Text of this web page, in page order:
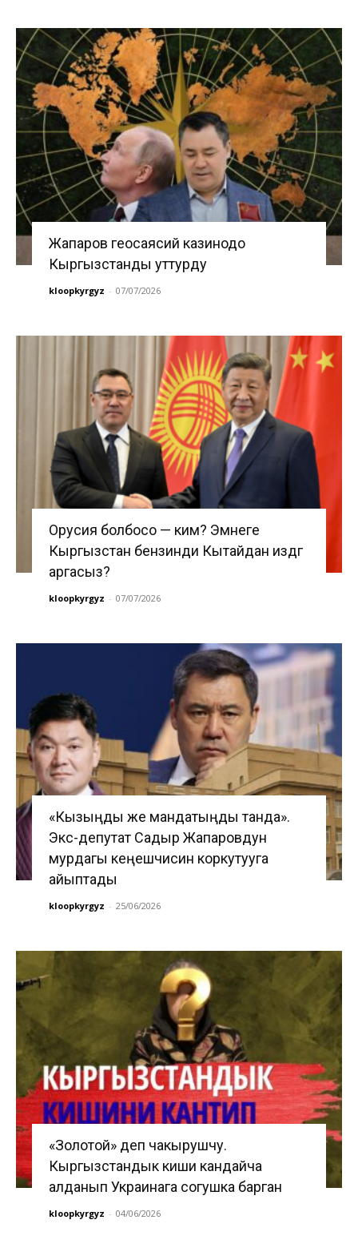
Жапаров геосаясий казинодо
Кыргызстанды уттурду
kloopkyrgyz - 07/07/2026
Орусия болбосо — ким? Эмнеге
Кыргызстан бензинди Кытайдан издөөгө
аргасыз?
kloopkyrgyz - 07/07/2026
«Кызыңды же мандатыңды танда».
Экс-депутат Садыр Жапаровдун
мурдагы кеңешчисин коркутууга
айыптады
kloopkyrgyz - 25/06/2026
«Золотой» деп чакырушчу.
Кыргызстандык киши кандайча
алданып Украинага согушка барган
kloopkyrgyz - 04/06/2026